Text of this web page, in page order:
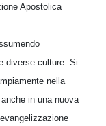
Apostolica
diverse culture. Si
nella
in una nuova